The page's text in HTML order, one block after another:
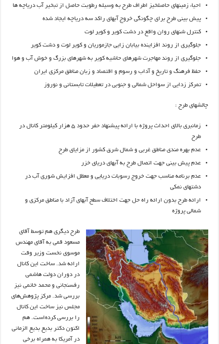
احیاء زمینهای حاصلخیز اطراف طرح به وسیله رطوبت حاصل از تبخیر آب دریاچه ها
پیش بینی طرح برای چگونگی خروج آبهای راکد سه دریاچه ایجاد شده
کنترل شنهای روان واقع در دشت کویر و کویر لوت
جلوگیری از روند افزاینده بیابان زایی جازموریان و کویر لوت و دشت کویر
جلوگیری از روند مهاجرت شهرهای حاشیه کویر به شهرهای بزرگ و خوش آب و هوا
حفظ فرهنگ و تاریخ و آداب و رسوم و اقتصاد و زبان مناطق مرکزی ایران
تمرکز زدایی از سواحل شمالی و جنوبی در تعطیلات تابستانی و نوروز
چالشهای طرح :
زمانبری بالای احداث پروژه با ارائه پیشنهاد حفر حدود ۵ هزار کیلومتر کانال در
طرح
عدم بهره مندی مناطق غربی و شمال شرق کشور از مزایای طرح
عدم پیش بینی جهت اتصال طرح به آبهای دریای خزر
عدم برنامه مناسب جهت خروج رسوبات دریایی و معظل افزایش شوری آب در
دشتهای نمکی
ارائه طرح بدون ارائه راه حل جهت اختلاف سطح آبهای آزاد با مناطق مرکزی و
شمالی پروژه
طرح دیگری هم توسط آقای
مسعود قمی به آقای مهندس
موسوی نخست وزیر وقت
ارائه شد. ساخت این کانال
در دوران دولت هاشمی
رفسنجانی و محمد خاتمی نیز
بررسی شد. مرکز پژوهش‌های
مجلس نیز ساخت این کانال
را بررسی کرده‌است. هم
اکنون دکتر بدیع بدیع الزمانی
در آمریکا به همراه برخی